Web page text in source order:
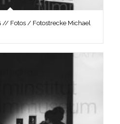
// Fotos / Fotostrecke Michael